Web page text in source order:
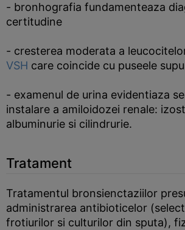
- bronhografia fundamenteaza
certitudine
- cresterea moderata a
VSH care coincide cu puseele
- examenul de urina evidentiaza
instalare a amiloidozei renale:
albuminurie si cilindrurie.
Tratament
Tratamentul bronsienctaziilor
administrarea antibioticelor
frotiurilor si culturilor din sputa),